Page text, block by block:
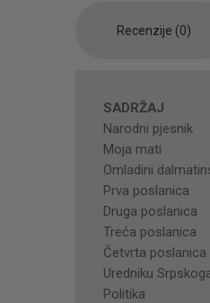
Recenzije (0)
SADRŽAJ
Narodni pjesnik
Moja mati
Omladini
Prva poslanica
Druga poslanica
Treća poslanica
Četvrta poslanica
Uredniku
Politika